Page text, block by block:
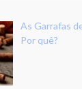
As Garrafas
Por quê?